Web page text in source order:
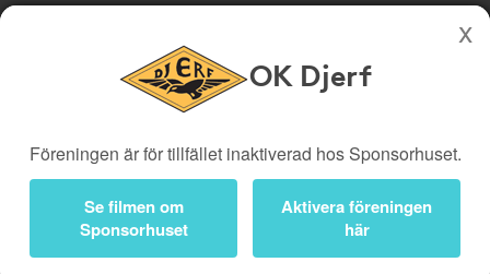
Köp genom denna sida stöttar OK Djerf
Bli medlem
Logga in
OK Djerf
Föreningen är för tillfället inaktiverad hos Sponsorhuset.
Se filmen om
Sponsorhuset
Aktivera föreningen
här